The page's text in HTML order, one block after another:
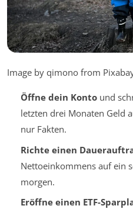
Image by qimono from
Öffne dein Kontound
letzten drei Monaten Geld
nur Fakten.
Richte einen
Nettoeinkommens auf ein
morgen.
Eröffne einen ETF-